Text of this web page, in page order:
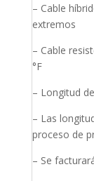
– Cable
extremos
– Cable
°F
– Longitud
– Las
proceso de
– Se